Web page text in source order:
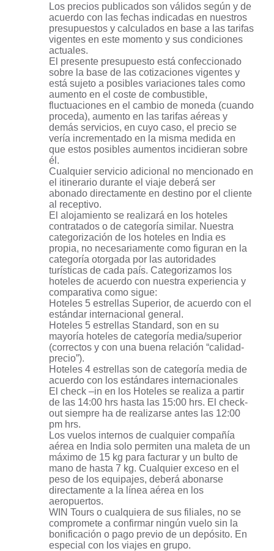
Los precios publicados son válidos según y de
acuerdo con las fechas indicadas en nuestros
presupuestos y calculados en base a las tarifas
vigentes en este momento y sus condiciones
actuales.
El presente presupuesto está confeccionado
sobre la base de las cotizaciones vigentes y
está sujeto a posibles variaciones tales como
aumento en el coste de combustible,
fluctuaciones en el cambio de moneda (cuando
proceda), aumento en las tarifas aéreas y
demás servicios, en cuyo caso, el precio se
vería incrementado en la misma medida en
que estos posibles aumentos incidieran sobre
él.
Cualquier servicio adicional no mencionado en
el itinerario durante el viaje deberá ser
abonado directamente en destino por el cliente
al receptivo.
El alojamiento se realizará en los hoteles
contratados o de categoría similar. Nuestra
categorización de los hoteles en India es
propia, no necesariamente como figuran en la
categoría otorgada por las autoridades
turísticas de cada país. Categorizamos los
hoteles de acuerdo con nuestra experiencia y
comparativa como sigue:
Hoteles 5 estrellas Superior, de acuerdo con el
estándar internacional general.
Hoteles 5 estrellas Standard, son en su
mayoría hoteles de categoría media/superior
(correctos y con una buena relación “calidad-
precio”).
Hoteles 4 estrellas son de categoría media de
acuerdo con los estándares internacionales
El check –in en los Hoteles se realiza a partir
de las 14:00 hrs hasta las 15:00 hrs. El check-
out siempre ha de realizarse antes las 12:00
pm hrs.
Los vuelos internos de cualquier compañía
aérea en India solo permiten una maleta de un
máximo de 15 kg para facturar y un bulto de
mano de hasta 7 kg. Cualquier exceso en el
peso de los equipajes, deberá abonarse
directamente a la línea aérea en los
aeropuertos.
WIN Tours o cualquiera de sus filiales, no se
compromete a confirmar ningún vuelo sin la
bonificación o pago previo de un depósito. En
especial con los viajes en grupo.